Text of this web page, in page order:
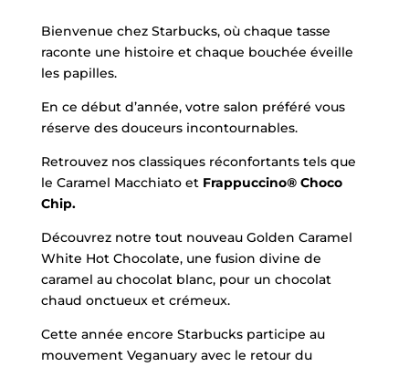
Bienvenue chez Starbucks, où chaque tasse
raconte une histoire et chaque bouchée éveille
les papilles.
En ce début d’année, votre salon préféré vous
réserve des douceurs incontournables.
Retrouvez nos classiques réconfortants tels que
le Caramel Macchiato et Frappuccino®Choco
Chip.
Découvrez notre tout nouveau Golden Caramel
White Hot Chocolate, une fusion divine de
caramel au chocolat blanc, pour un chocolat
chaud onctueux et crémeux.
Cette année encore Starbucks participe au
mouvement Veganuary avec le retour du